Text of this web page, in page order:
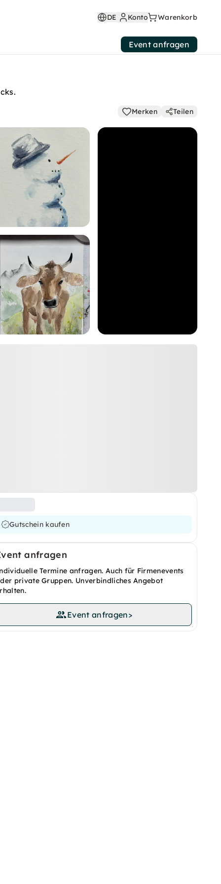
DE Konto Warenkorb
Event anfragen
Merken Teilen
Gutschein kaufen
anfragen
Termine anfragen. Auch für Firmenevents
private Gruppen. Unverbindliches Angebot
Event anfragen>